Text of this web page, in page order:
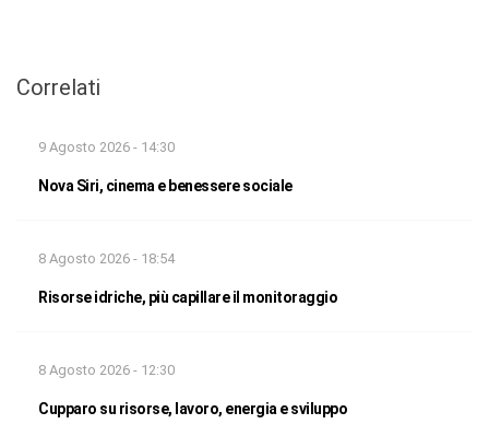
Correlati
9 Agosto 2026 - 14:30
Nova Siri, cinema e benessere sociale
8 Agosto 2026 - 18:54
Risorse idriche, più capillare il monitoraggio
8 Agosto 2026 - 12:30
Cupparo su risorse, lavoro, energia e sviluppo